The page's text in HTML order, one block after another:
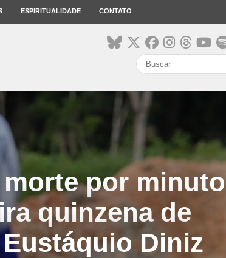
ESPIRITUALIDADE CONTATO
por minuto
quinzena de
Diniz